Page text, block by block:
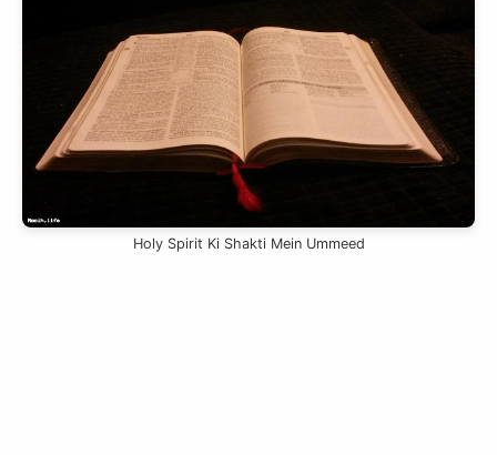
Holy Spirit Ki Shakti Mein Ummeed